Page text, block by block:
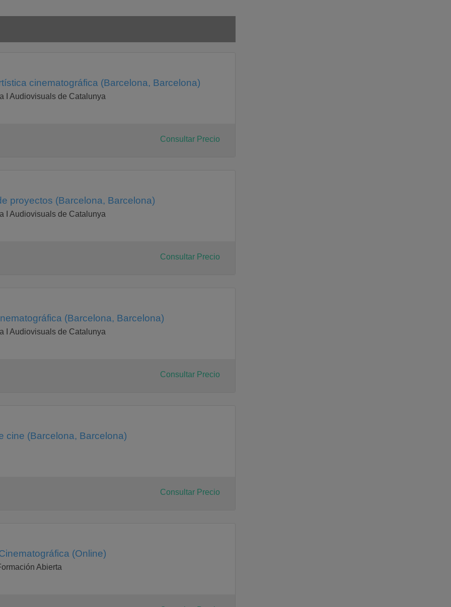
créditos)
(4 créditos)
de ficción (4 créditos)
cinematográfica (Barcelona, Barcelona)
I Audiovisuals de Catalunya
Consultar Precio
proyectos (Barcelona, Barcelona)
I Audiovisuals de Catalunya
Consultar Precio
(Barcelona, Barcelona)
I Audiovisuals de Catalunya
Consultar Precio
cine (Barcelona, Barcelona)
Consultar Precio
(Online)
Abierta